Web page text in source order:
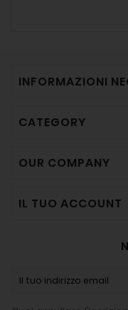
INFORMAZIONI
CATEGORY
OUR COMPANY
IL TUO ACCOUNT